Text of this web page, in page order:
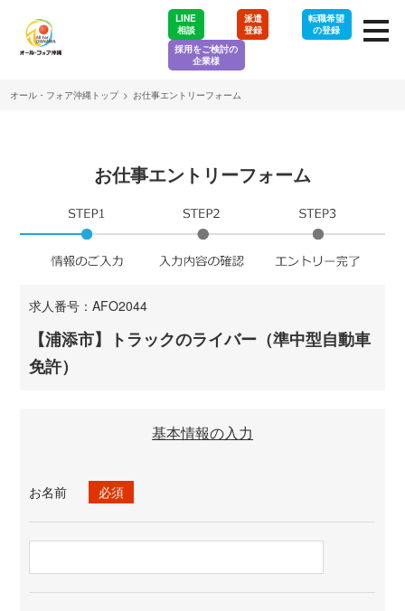
LINE
相談
派遣
登録
転職希望
の登録
採用をご検討の
企業様
オール・フォア沖縄トップ > お仕事エントリーフォーム
お仕事エントリーフォーム
求人番号：AFO2044
【浦添市】トラックのライバー（準中型自動車
免許）
基本情報の入力
お名前 必須